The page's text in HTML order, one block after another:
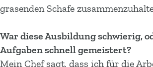
grasenden Schafe
War diese Ausbildung schwierig,
Aufgaben schnell gemeistert?
Mein Chef sagt, dass ich für die